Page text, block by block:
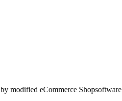
modified eCommerce Shopsoftware